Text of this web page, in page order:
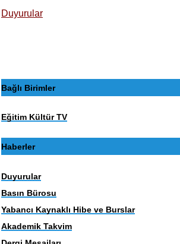
Duyurular
Bağlı Birimler
Eğitim Kültür TV
Haberler
Duyurular
Basın Bürosu
Yabancı Kaynaklı Hibe ve Burslar
Akademik Takvim